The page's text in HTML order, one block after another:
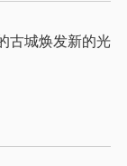
古城焕发新的光